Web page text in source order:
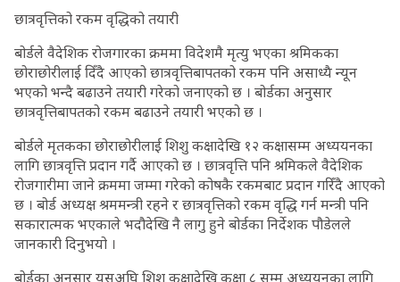
छात्रवृत्तिको रकम वृद्धिको तयारी
बोर्डले वैदेशिक रोजगारका क्रममा विदेशमै मृत्यु भएका श्रमिकका
छोराछोरीलाई दिँदै आएको छात्रवृत्तिबापतको रकम पनि असाध्यै न्यून
भएको भन्दै बढाउने तयारी गरेको जनाएको छ । बोर्डका अनुसार
छात्रवृत्तिबापतको रकम बढाउने तयारी भएको छ ।
बोर्डले मृतकका छोराछोरीलाई शिशु कक्षादेखि १२ कक्षासम्म अध्ययनका
लागि छात्रवृत्ति प्रदान गर्दै आएको छ । छात्रवृत्ति पनि श्रमिकले वैदेशिक
रोजगारीमा जाने क्रममा जम्मा गरेको कोषकै रकमबाट प्रदान गरिँदै आएको
छ । बोर्ड अध्यक्ष श्रममन्त्री रहने र छात्रवृत्तिको रकम वृद्धि गर्न मन्त्री पनि
सकारात्मक भएकाले भदौदेखि नै लागु हुने बोर्डका निर्देशक पौडेलले
जानकारी दिनुभयो ।
बोर्डका अनुसार यसअघि शिशु कक्षादेखि कक्षा ८ सम्म अध्ययनका लागि